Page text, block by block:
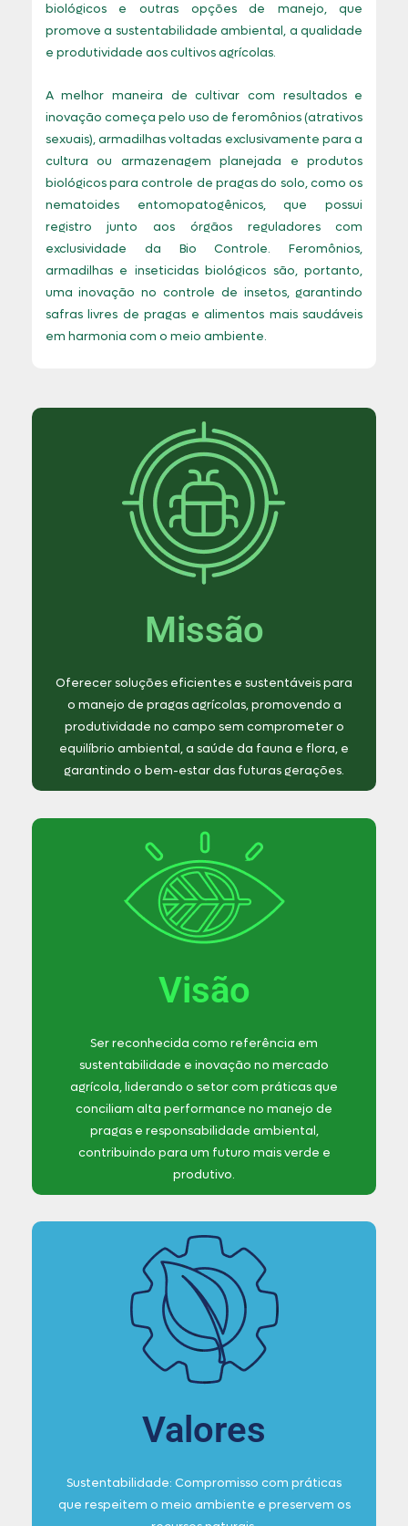
biológicos e outras opções de manejo, que
promove a sustentabilidade ambiental, a qualidade
e produtividade aos cultivos agrícolas.
A melhor maneira de cultivar com resultados e
inovação começa pelo uso de feromônios (atrativos
sexuais), armadilhas voltadas exclusivamente para a
cultura ou armazenagem planejada e produtos
biológicos para controle de pragas do solo, como os
nematoides entomopatogênicos, que possui
registro junto aos órgãos reguladores com
exclusividade da Bio Controle. Feromônios,
armadilhas e inseticidas biológicos são, portanto,
uma inovação no controle de insetos, garantindo
safras livres de pragas e alimentos mais saudáveis
em harmonia com o meio ambiente.
Missão
Oferecer soluções eficientes e sustentáveis para
o manejo de pragas agrícolas, promovendo a
produtividade no campo sem comprometer o
equilíbrio ambiental, a saúde da fauna e flora, e
garantindo o bem-estar das futuras gerações.
Visão
Ser reconhecida como referência em
sustentabilidade e inovação no mercado
agrícola, liderando o setor com práticas que
conciliam alta performance no manejo de
pragas e responsabilidade ambiental,
contribuindo para um futuro mais verde e
produtivo.
Valores
Sustentabilidade: Compromisso com práticas
que respeitem o meio ambiente e preservem os